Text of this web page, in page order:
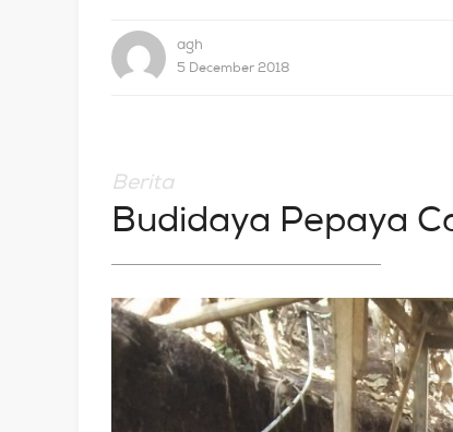
agh
5 December 2018
Berita
Budidaya Pepaya